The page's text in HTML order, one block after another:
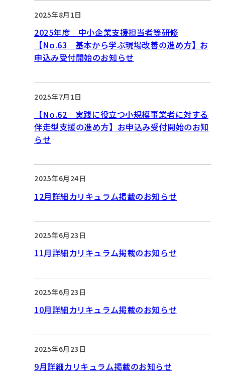
2025年8月1日
2025年度 中小企業支援担当者等研修
【No.63 基本から学ぶ現場改善の進め方】お
申込み受付開始のお知らせ
2025年7月1日
【No.62 実践に役立つ小規模事業者に対する
伴走型支援の進め方】お申込み受付開始のお知
らせ
2025年6月24日
12月詳細カリキュラム掲載のお知らせ
2025年6月23日
11月詳細カリキュラム掲載のお知らせ
2025年6月23日
10月詳細カリキュラム掲載のお知らせ
2025年6月23日
9月詳細カリキュラム掲載のお知らせ